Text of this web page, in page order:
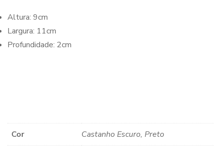
Altura: 9cm
Largura: 11cm
Profundidade: 2cm
Cor Castanho Escuro, Preto